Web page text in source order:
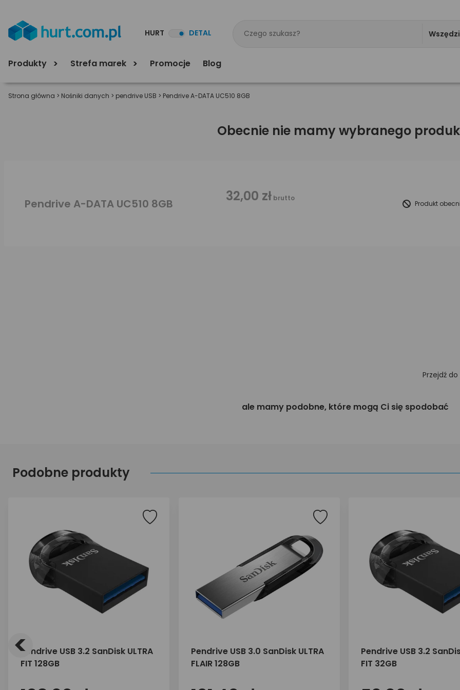
HURT DETAL
Produkty Strefa marek Promocje Blog
Strona główna > Nośniki danych > pendrive USB > Pendrive A-DATA UC510 8GB
Obecnie nie mamy wybranego
Pendrive A-DATA UC510 8GB 32,00 zł brutto
Produkt
Przejdź do
ale mamy podobne, które mogą Ci się spodobać
Podobne produkty
Pendrive USB 3.2 SanDisk ULTRA
FIT 128GB
Pendrive USB 3.0 SanDisk ULTRA
FLAIR 128GB
Pendrive USB 3.2
FIT 32GB
<